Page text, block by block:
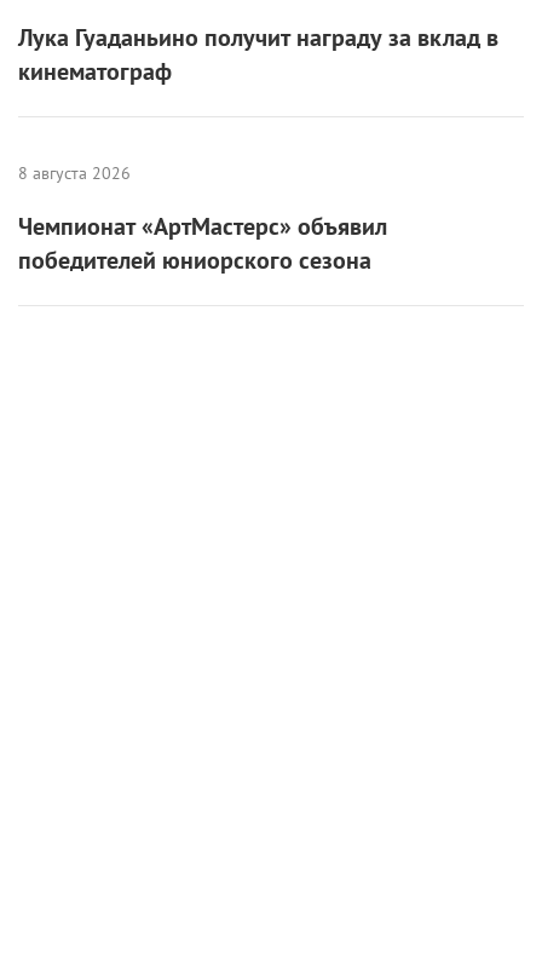
Лука Гуаданьино получит награду за вклад в
кинематограф
8 августа 2026
Чемпионат «АртМастерс» объявил
победителей юниорского сезона